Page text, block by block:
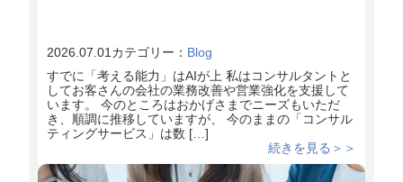
2026.07.01 カテゴリー： Blog
すでに「考える能力」はAIが上 私はコンサルタントと
してお客さんの会社の業務改善や営業強化を支援して
います。 今のところはおかげさまでニーズもいただ
き、順調に推移していますが、 今のままの「コンサル
ティングサービス」は数 […]
続きを見る＞＞